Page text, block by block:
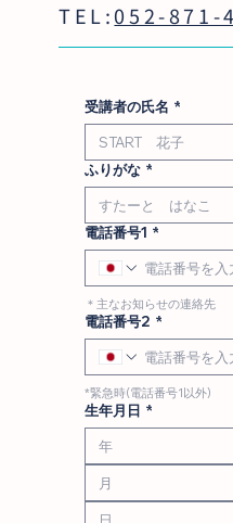
TEL:052-871-
受講者の氏名 *
ふりがな *
電話番号1 *
＊主なお知らせの連絡先
電話番号2 *
*緊急時(電話番号1以外)
生年月日 *
月